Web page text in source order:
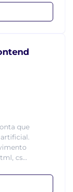
que
cs...